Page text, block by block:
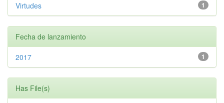
1
Virtudes
Fecha de lanzamiento
1
2017
Has File(s)